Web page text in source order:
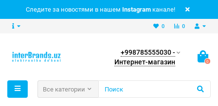
Следите за новостями в нашем Instagram канале!
0
0
+998785555030 -
Интернет-магазин
0
Все категории